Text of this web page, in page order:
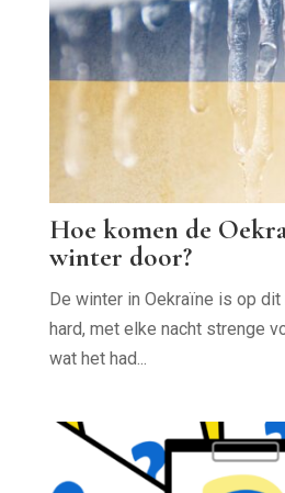
Hoe komen de
winter door?
De winter in Oekraïne is op
hard, met elke nacht strenge
wat het had...